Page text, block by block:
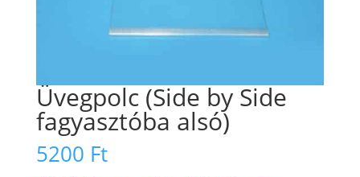
Üvegpolc (Side by Side
fagyasztóba alsó)
5200 Ft